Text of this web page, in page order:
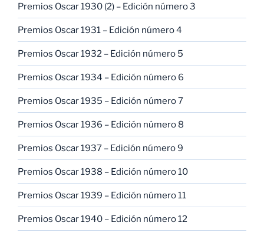
Premios Oscar 1930 (2) – Edición número 3
Premios Oscar 1931 – Edición número 4
Premios Oscar 1932 – Edición número 5
Premios Oscar 1934 – Edición número 6
Premios Oscar 1935 – Edición número 7
Premios Oscar 1936 – Edición número 8
Premios Oscar 1937 – Edición número 9
Premios Oscar 1938 – Edición número 10
Premios Oscar 1939 – Edición número 11
Premios Oscar 1940 – Edición número 12